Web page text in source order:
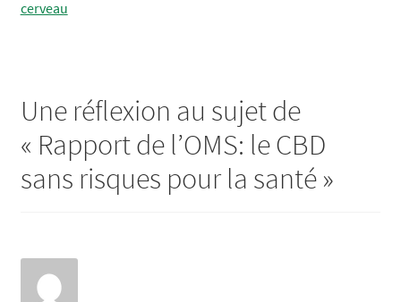
deprécédent :
cerveau
Une réflexion au sujet de
« Rapport de l’OMS: le CBD
sans risques pour la santé»